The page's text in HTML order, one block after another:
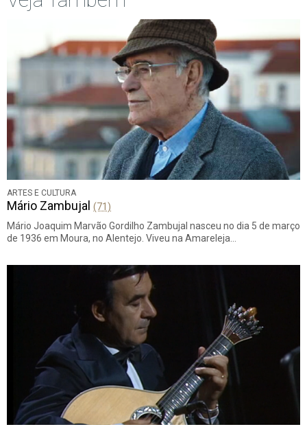
ARTES E CULTURA
Mário Zambujal (71)
Mário Joaquim Marvão Gordilho Zambujal nasceu no dia 5 de março
de 1936 em Moura, no Alentejo. Viveu na Amareleja…